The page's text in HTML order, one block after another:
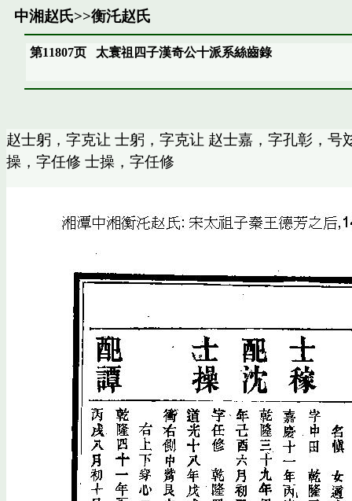
中湘赵氏>>衡汑赵氏
第11807页太寰祖四子漢奇公十派系絲齒錄
赵士躬，字克让 士躬，字克让 赵士嘉，字孔彰，
操，字任修 士操，字任修